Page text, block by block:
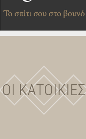
ΟΙ ΚΑΤΟΙΚΙΕΣ